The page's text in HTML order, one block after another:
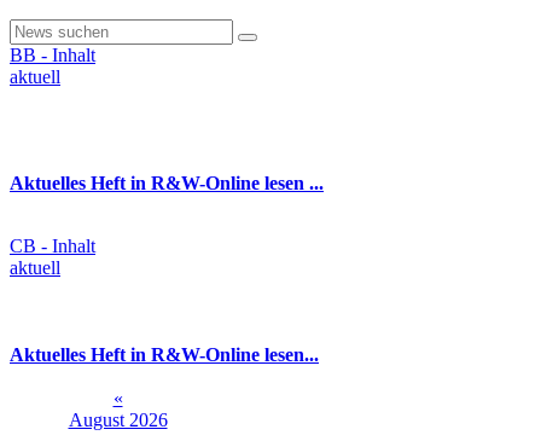
BB - Inhalt
aktuell
Aktuelles Heft in R&W-Online lesen ...
CB - Inhalt
aktuell
Aktuelles Heft in R&W-Online lesen...
«
August 2026